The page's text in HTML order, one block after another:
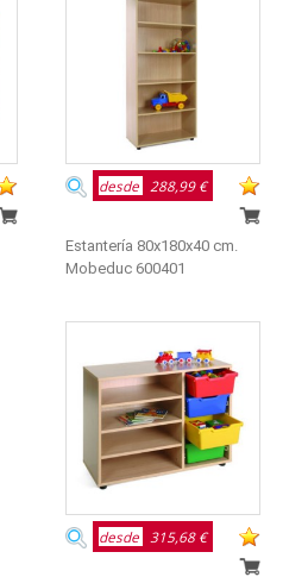
desde 288,99 €
Estantería 80x180x40 cm.
Mobeduc 600401
desde 315,68 €